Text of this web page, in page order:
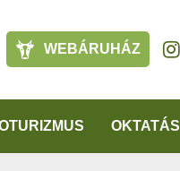
WEBÁRUHÁZ
OKTATÁS